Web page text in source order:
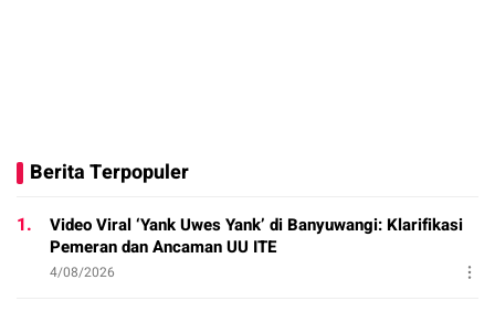
Berita Terpopuler
1.
Video Viral ‘Yank Uwes Yank’ di Banyuwangi: Klarifikasi
Pemeran dan Ancaman UU ITE
4/08/2026